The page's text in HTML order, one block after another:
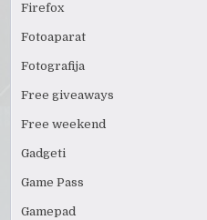
Firefox
Fotoaparat
Fotografija
Free giveaways
Free weekend
Gadgeti
Game Pass
Gamepad